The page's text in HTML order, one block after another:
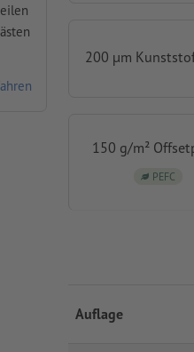
200 µm
150 g/m²
PEFC
Auflage